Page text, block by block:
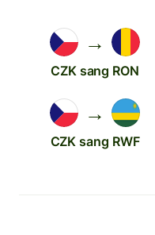
→
CZK sang RON
→
CZK sang RWF